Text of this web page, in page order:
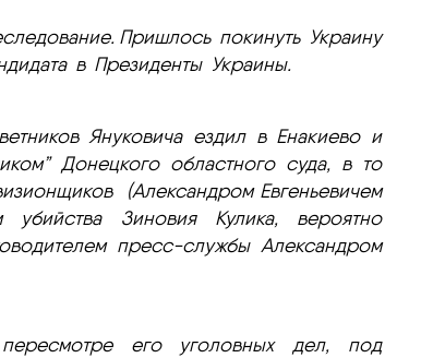
Пришлось покинуть Украину
в Президенты Украины.
Януковича ездил в Енакиево и
Донецкого областного суда, в то
(Александром Евгеньевичем
убийства Зиновия Кулика, вероятно
пресс-службы Александром
его уголовных дел, под